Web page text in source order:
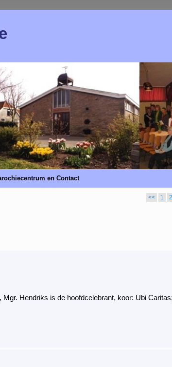
en Contact
<< 1 2
Hendriks is de hoofdcelebrant, koor: Ubi